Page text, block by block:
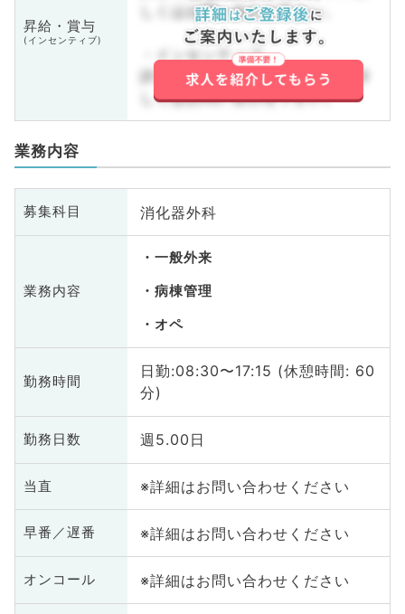
昇給・賞与
(インセンティブ)
しくはお問い合わせ下さい。
・インセンティブ
詳しくはお問い合わせ下さい。詳
しくはお問い合わせ下さい。
業務内容
募集科目 消化器外科
業務内容
一般外来
病棟管理
オペ
勤務時間
日勤:08:30〜17:15 (休憩時間: 60
分)
勤務日数 週5.00日
当直 ※詳細はお問い合わせください
早番／遅番 ※詳細はお問い合わせください
オンコール ※詳細はお問い合わせください